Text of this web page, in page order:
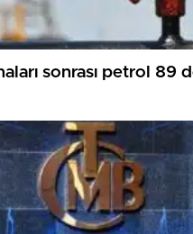
sonrası petrol 89